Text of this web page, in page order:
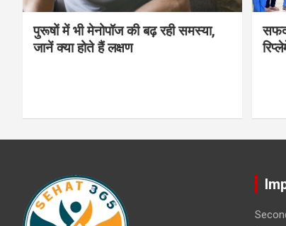
पुरूषों में भी मेनोपॉज की बढ़ रही समस्या,
जानें क्या होते हैं लक्षण